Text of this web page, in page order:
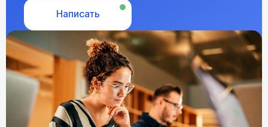
Написать